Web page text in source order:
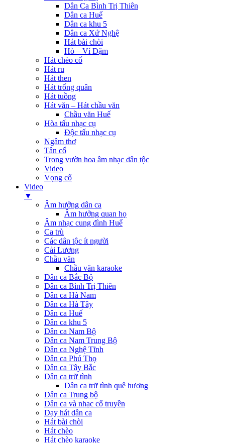
Dân Ca Bình Trị Thiên
Dân ca Huế
Dân ca khu 5
Dân ca Xứ Nghệ
Hát bài chòi
Hò – Ví Dặm
Hát chèo cổ
Hát ru
Hát then
Hát trống quân
Hát tuồng
Hát văn – Hát chầu văn
Chầu văn Huế
Hòa tấu nhạc cụ
Độc tấu nhạc cụ
Ngâm thơ
Tân cổ
Trong vườn hoa âm nhạc dân tộc
Video
Vọng cổ
Video
▼
Âm hưởng dân ca
Âm hưởng quan họ
Âm nhạc cung đình Huế
Ca trù
Các dân tộc ít người
Cải Lương
Chầu văn
Chầu văn karaoke
Dân ca Bắc Bộ
Dân ca Bình Trị Thiên
Dân ca Hà Nam
Dân ca Hà Tây
Dân ca Huế
Dân ca khu 5
Dân ca Nam Bộ
Dân ca Nam Trung Bộ
Dân ca Nghệ Tĩnh
Dân ca Phú Thọ
Dân ca Tây Bắc
Dân ca trữ tình
Dân ca trữ tình quê hương
Dân ca Trung bộ
Dân ca và nhạc cổ truyền
Dạy hát dân ca
Hát bài chòi
Hát chèo
Hát chèo karaoke